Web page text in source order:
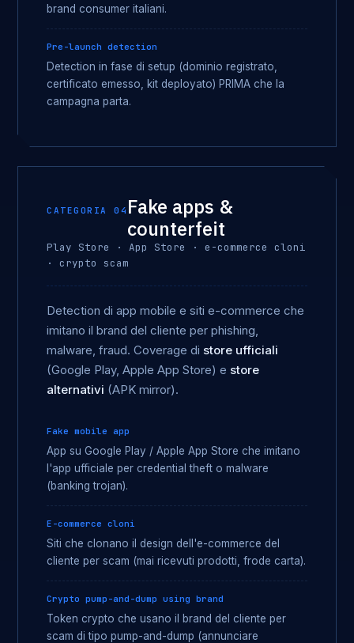
brand consumer italiani.
Pre-launch detection
Detection in fase di setup (dominio registrato,
certificato emesso, kit deployato) PRIMA che la
campagna parta.
CATEGORIA 04 Fake apps &
counterfeit
Play Store · App Store · e-commerce cloni
· crypto scam
Detection di app mobile e siti e-commerce che
imitano il brand del cliente per phishing,
malware, fraud. Coverage di store ufficiali
(Google Play, Apple App Store) e store
alternativi (APK mirror).
Fake mobile app
App su Google Play / Apple App Store che imitano
l'app ufficiale per credential theft o malware
(banking trojan).
E-commerce cloni
Siti che clonano il design dell'e-commerce del
cliente per scam (mai ricevuti prodotti, frode carta).
Crypto pump-and-dump using brand
Token crypto che usano il brand del cliente per
scam di tipo pump-and-dump (annunciare